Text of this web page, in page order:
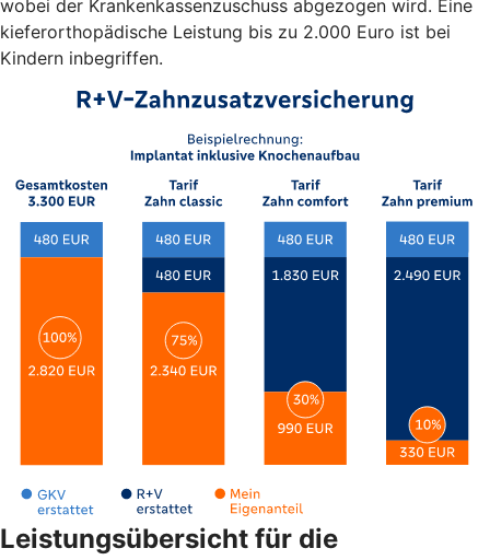
wobei der Krankenkassenzuschuss abgezogen wird. Eine
kieferorthopädische Leistung bis zu 2.000 Euro ist bei
Kindern inbegriffen.
Leistungsübersicht für die